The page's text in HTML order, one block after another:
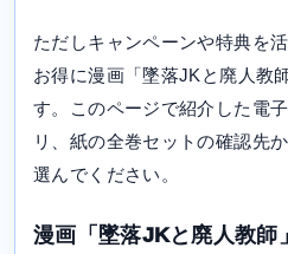
ただしキャンペーンや特典を
お得に漫画「墜落JKと廃人教
す。このページで紹介した電
リ、紙の全巻セットの確認先
選んでください。
漫画「墜落JKと廃人教師